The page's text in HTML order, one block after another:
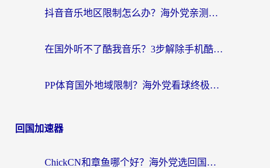
抖音音乐地区限制怎么办？海外党亲测有效的听歌自由指南
在国外听不了酷我音乐？3步解除手机酷我音乐海外限制，附实测好用加速器
PP体育国外地域限制？海外党看球终极方案：从欧洲杯到奥运会，中文解说不卡顿！
回国加速器
ChickCN和章鱼哪个好？海外党选回国加速器的3个关键维度 + 实用避坑指南